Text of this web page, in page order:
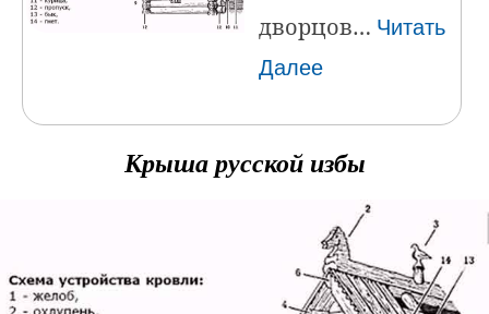
дворцов… Читать
Далее
Крыша русской избы